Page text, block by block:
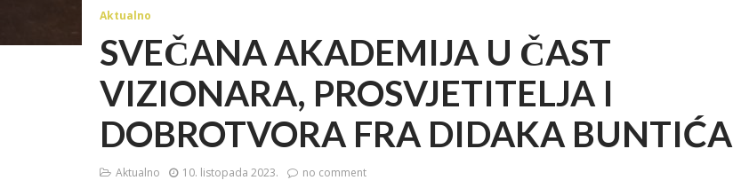
Aktualno
SVEČANA AKADEMIJA U ČAST
VIZIONARA, PROSVJETITELJA I
DOBROTVORA FRA DIDAKA BUNTIĆA
Aktualno 10. listopada 2023. no comment